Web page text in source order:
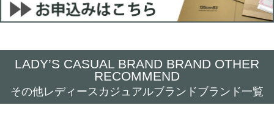
LADY’S CASUAL BRAND BRAND OTHER
RECOMMEND
その他レディースカジュアルブランドブランド一覧